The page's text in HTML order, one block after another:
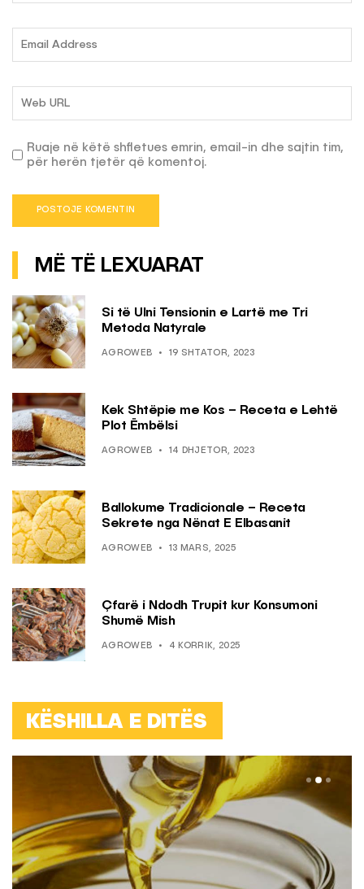
Ruaje në këtë shfletues emrin, email-in dhe sajtin tim,
për herën tjetër që komentoj.
MË TË LEXUARAT
Si të Ulni Tensionin e Lartë me Tri
Metoda Natyrale
AGROWEB 19 SHTATOR, 2023
Kek Shtëpie me Kos – Receta e Lehtë
Plot Ëmbëlsi
AGROWEB 14 DHJETOR, 2023
Ballokume Tradicionale – Receta
Sekrete nga Nënat E Elbasanit
AGROWEB 13 MARS, 2025
Çfarë i Ndodh Trupit kur Konsumoni
Shumë Mish
AGROWEB 4 KORRIK, 2025
KËSHILLA E DITËS